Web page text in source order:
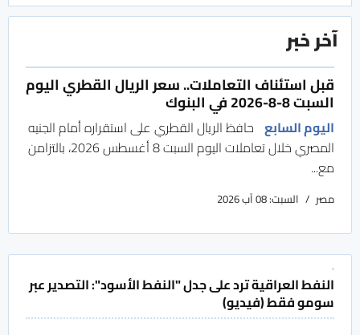
آخر خبر
قبل استئناف التعاملات.. سعر الريال القطري اليوم
السبت 8-8-2026 في البنوك
اليوم السابع حافظ الريال القطري على استقراره أمام الجنيه
المصري خلال تعاملات اليوم السبت 8 أغسطس 2026، بالتزامن
مع...
مصر السبت: 08 آب 2026
النفط العراقية ترد على جدل "النفط الأسود": التصدير عبر
سومو فقط (فيديو)